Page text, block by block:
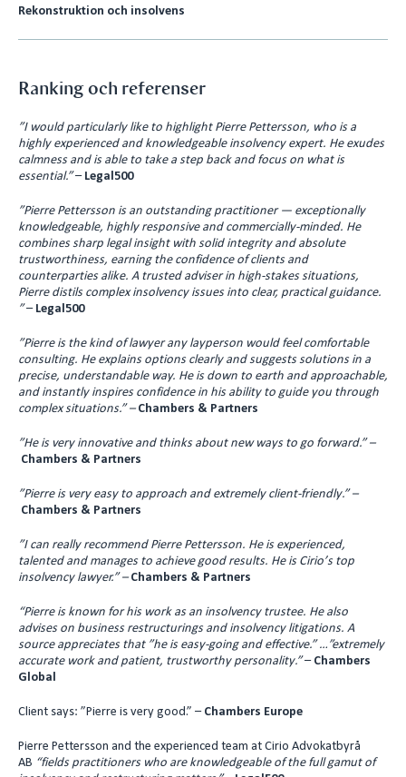
Rekonstruktion och insolvens
Ranking och referenser
”I would particularly like to highlight Pierre Pettersson, who is a
highly experienced and knowledgeable insolvency expert. He exudes
calmness and is able to take a step back and focus on what is
essential.”– Legal500
”Pierre Pettersson is an outstanding practitioner — exceptionally
knowledgeable, highly responsive and commercially-minded. He
combines sharp legal insight with solid integrity and absolute
trustworthiness, earning the confidence of clients and
counterparties alike. A trusted adviser in high-stakes situations,
Pierre distils complex insolvency issues into clear, practical guidance.
”– Legal500
”Pierre is the kind of lawyer any layperson would feel comfortable
consulting. He explains options clearly and suggests solutions in a
precise, understandable way. He is down to earth and approachable,
and instantly inspires confidence in his ability to guide you through
complex situations.” – Chambers & Partners
”He is very innovative and thinks about new ways to go forward.” –
Chambers & Partners
”Pierre is very easy to approach and extremely client-friendly.” –
Chambers & Partners
”I can really recommend Pierre Pettersson. He is experienced,
talented and manages to achieve good results. He is Cirio’s top
insolvency lawyer.” –Chambers & Partners
“Pierre is known for his work as an insolvency trustee. He also
advises on business restructurings and insolvency litigations. A
source appreciates that ”he is easy-going and effective.” …”extremely
accurate work and patient, trustworthy personality.”– Chambers
Global
Client says: ”Pierre is very good.” – Chambers Europe
Pierre Pettersson and the experienced team at Cirio Advokatbyrå
AB “fields practitioners who are knowledgeable of the full gamut of